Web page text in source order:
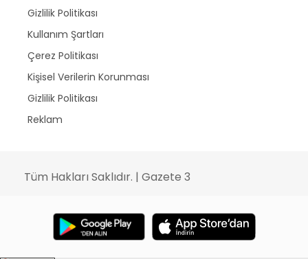
Gizlilik Politikası
Kullanım Şartları
Çerez Politikası
Kişisel Verilerin Korunması
Gizlilik Politikası
Reklam
Tüm Hakları Saklıdır. | Gazete 3